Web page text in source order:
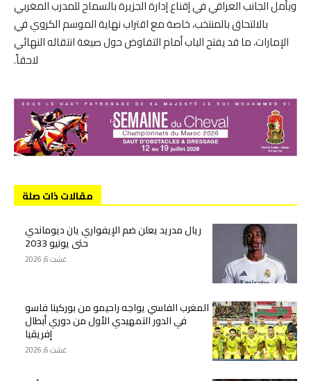
ويأمل الجانب العراقي في إقناع إدارة الجزيرة بالسماح للمدرب المغربي
بالالتحاق بالمنتخب، خاصة مع اقتراب نهاية الموسم الكروي في
الإمارات، ما قد يفتح الباب أمام التفاوض حول صيغة انتقاله النهائي
لاحقاً.
مقالات ذات صلة
ريال مدريد يعلن ضم الإيفواري يان ديوماندي
حتى يونيو 2033
غشت 6, 2026
المغرب الفاسي يواجه راحيمو من بوركينا فاسو
في الدور التمهيدي الأول من دوري أبطال
إفريقيا
غشت 6, 2026